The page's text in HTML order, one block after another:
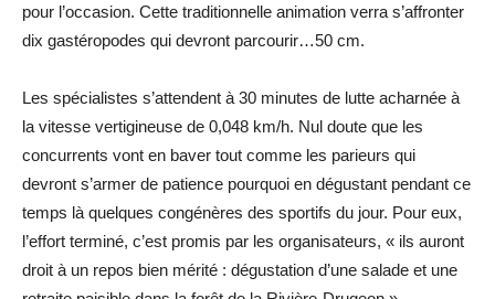
pour l’occasion. Cette traditionnelle animation verra s’affronter
dix gastéropodes qui devront parcourir…50 cm.
Les spécialistes s’attendent à 30 minutes de lutte acharnée à
la vitesse vertigineuse de 0,048 km/h. Nul doute que les
concurrents vont en baver tout comme les parieurs qui
devront s’armer de patience pourquoi en dégustant pendant ce
temps là quelques congénères des sportifs du jour. Pour eux,
l’effort terminé, c’est promis par les organisateurs, « ils auront
droit à un repos bien mérité : dégustation d’une salade et une